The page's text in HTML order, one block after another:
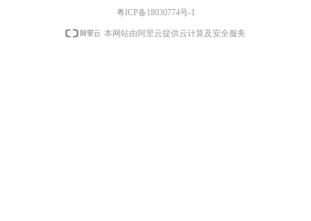
粤ICP备18030774号-1
本网站由阿里云提供云计算及安全服务